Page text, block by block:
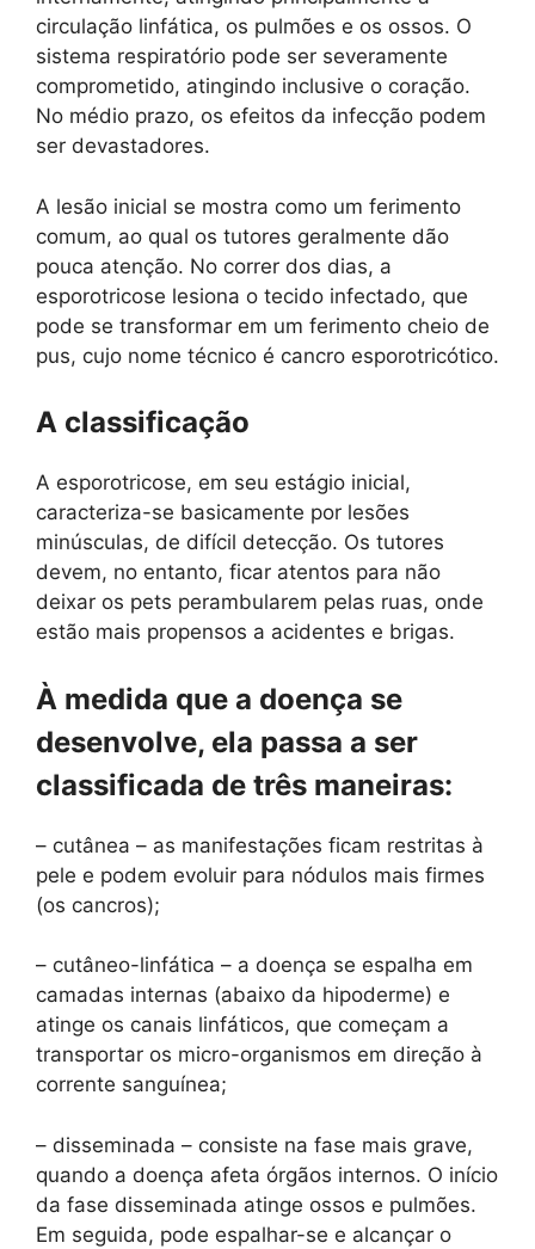
circulação linfática, os pulmões e os ossos. O
sistema respiratório pode ser severamente
comprometido, atingindo inclusive o coração.
No médio prazo, os efeitos da infecção podem
ser devastadores.
A lesão inicial se mostra como um ferimento
comum, ao qual os tutores geralmente dão
pouca atenção. No correr dos dias, a
esporotricose lesiona o tecido infectado, que
pode se transformar em um ferimento cheio de
pus, cujo nome técnico é cancro esporotricótico.
A classificação
A esporotricose, em seu estágio inicial,
caracteriza-se basicamente por lesões
minúsculas, de difícil detecção. Os tutores
devem, no entanto, ficar atentos para não
deixar os pets perambularem pelas ruas, onde
estão mais propensos a acidentes e brigas.
À medida que a doença se
desenvolve, ela passa a ser
classificada de três maneiras:
– cutânea – as manifestações ficam restritas à
pele e podem evoluir para nódulos mais firmes
(os cancros);
– cutâneo-linfática – a doença se espalha em
camadas internas (abaixo da hipoderme) e
atinge os canais linfáticos, que começam a
transportar os micro-organismos em direção à
corrente sanguínea;
– disseminada – consiste na fase mais grave,
quando a doença afeta órgãos internos. O início
da fase disseminada atinge ossos e pulmões.
Em seguida, pode espalhar-se e alcançar o